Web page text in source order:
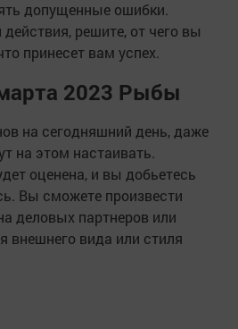
допущенные ошибки.
решите, от чего вы
принесет вам успех.
2023 Рыбы
на сегодняшний день, даже
на этом настаивать.
оценена, и вы добьетесь
Вы сможете произвести
деловых партнеров или
внешнего вида или стиля